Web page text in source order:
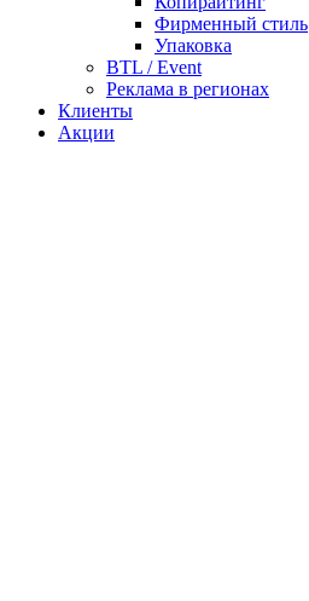
Фирменный стиль
Упаковка
BTL / Event
Реклама в регионах
Клиенты
Акции